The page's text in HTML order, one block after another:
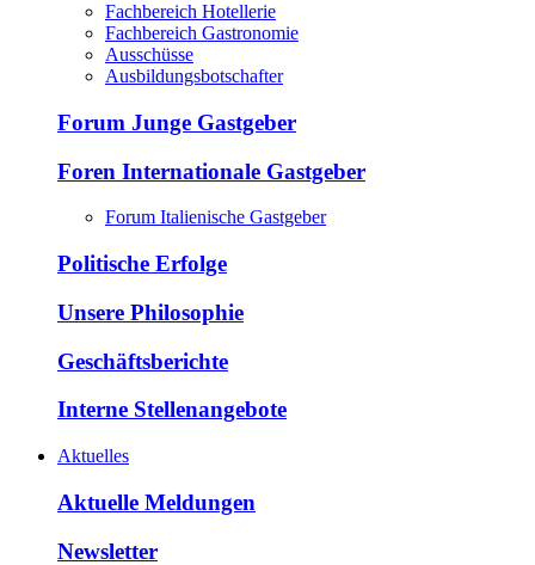
Fachbereich Hotellerie
Fachbereich Gastronomie
Ausschüsse
Ausbildungsbotschafter
Forum Junge Gastgeber
Foren Internationale Gastgeber
Forum Italienische Gastgeber
Politische Erfolge
Unsere Philosophie
Geschäftsberichte
Interne Stellenangebote
Aktuelles
Aktuelle Meldungen
Newsletter